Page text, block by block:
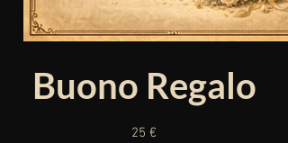
Buono Regalo
25 €